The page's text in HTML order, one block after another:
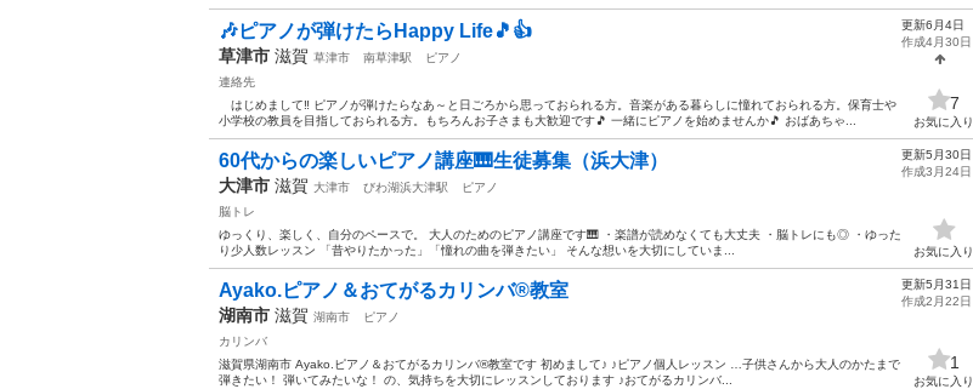
🎶ピアノが弾けたらHappy Life🎵👍
草津市 滋賀 草津市 南草津駅
ピアノ
連絡先
はじめまして‼️ ピアノが弾けたらなあ～と日ごろから思っておられる方。音楽がある暮らしに憧れておられる方。保育士や
小学校の教員を目指しておられる方。もちろんお子さまも大歓迎です🎵 一緒にピアノを始めませんか🎵 おばあちゃ...
更新6月4日
作成4月30日
7
お気に入り
60代からの楽しいピアノ講座🎹生徒募集（浜大津）
大津市 滋賀 大津市 びわ湖浜大津駅
ピアノ
脳トレ
ゆっくり、楽しく、自分のペースで。 大人のためのピアノ講座です🎹 ・楽譜が読めなくても大丈夫 ・脳トレにも◎ ・ゆった
り少人数レッスン 「昔やりたかった」「憧れの曲を弾きたい」 そんな想いを大切にしていま...
更新5月30日
作成3月24日
お気に入り
Ayako.ピアノ＆おてがるカリンバ®️教室
湖南市 滋賀 湖南市
ピアノ
カリンバ
滋賀県湖南市 Ayako.ピアノ＆おてがるカリンバ®️教室です 初めまして♪ ♪ピアノ個人レッスン …子供さんから大人のかたまで
弾きたい！ 弾いてみたいな！ の、気持ちを大切にレッスンしております ♪おてがるカリンバ...
更新5月31日
作成2月22日
1
お気に入り